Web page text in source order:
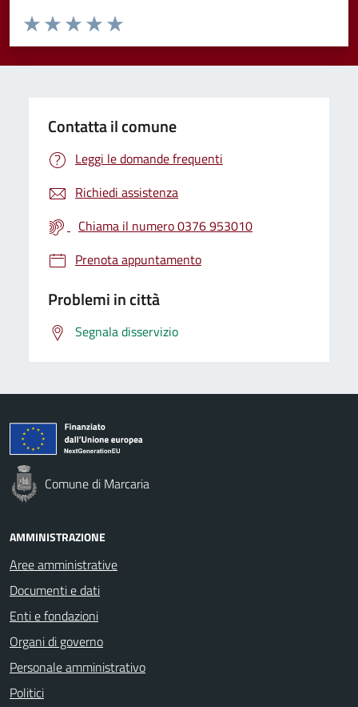
Valuta da 1 a 5 stelle la pagina
Valuta 5 stelle su 5
Valuta 4 stelle su 5
Valuta 3 stelle su 5
Valuta 2 stelle su 5
Valuta 1 stelle su 5
Contatta il comune
Leggi le domande frequenti
Richiedi assistenza
Chiama il numero 0376 953010
Prenota appuntamento
Problemi in città
Segnala disservizio
Comune di Marcaria
AMMINISTRAZIONE
Aree amministrative
Documenti e dati
Enti e fondazioni
Organi di governo
Personale amministrativo
Politici